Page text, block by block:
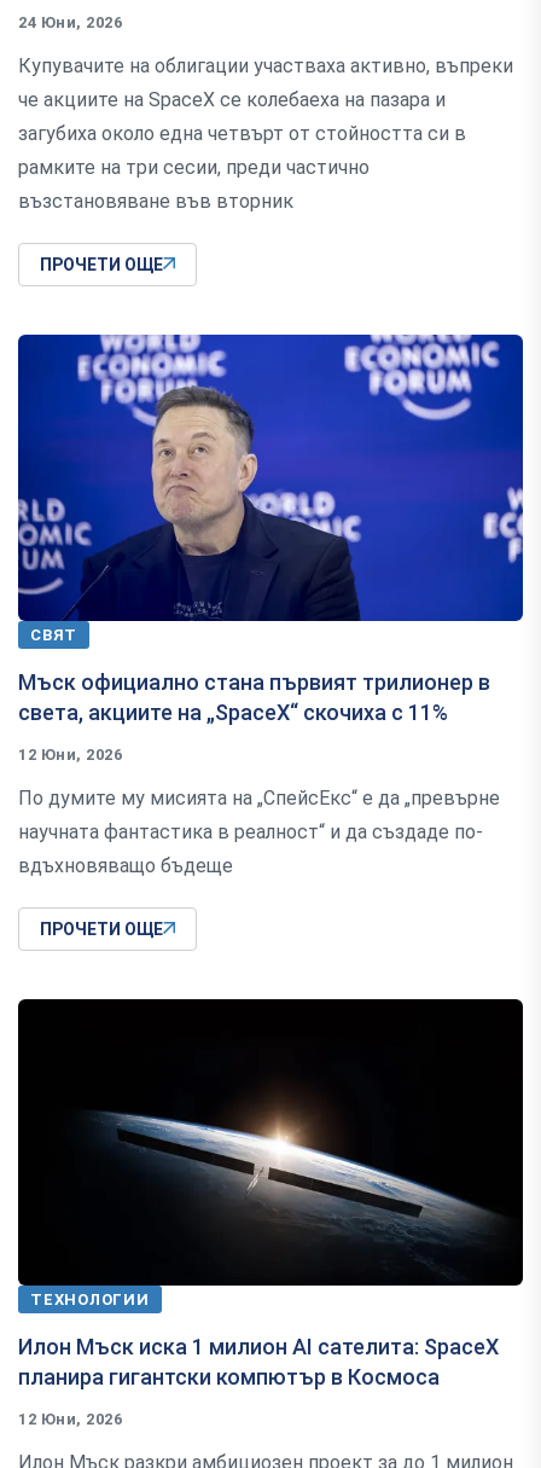
24 Юни, 2026
Купувачите на облигации участваха активно, въпреки
че акциите на SpaceX се колебаеха на пазара и
загубиха около една четвърт от стойността си в
рамките на три сесии, преди частично
възстановяване във вторник
ПРОЧЕТИ ОЩЕ
СВЯТ
Мъск официално стана първият трилионер в
света, акциите на „SpaceX“ скочиха с 11%
12 Юни, 2026
По думите му мисията на „СпейсЕкс“ е да „превърне
научната фантастика в реалност“ и да създаде по-
вдъхновяващо бъдеще
ПРОЧЕТИ ОЩЕ
ТЕХНОЛОГИИ
Илон Мъск иска 1 милион AI сателита: SpaceX
планира гигантски компютър в Космоса
12 Юни, 2026
Илон Мъск разкри амбициозен проект за до 1 милион